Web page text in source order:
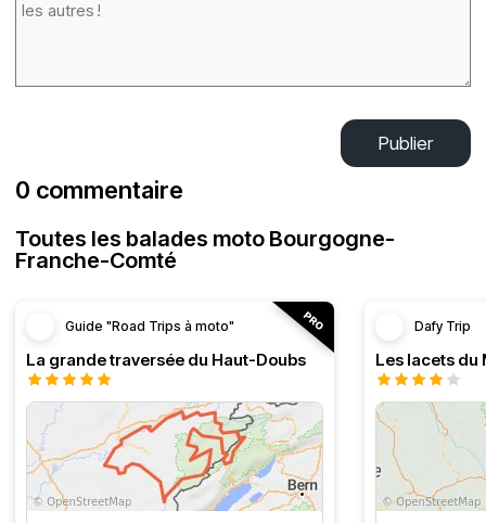
Publier
0 commentaire
Toutes les balades moto Bourgogne-
Franche-Comté
Guide "Road Trips à moto"
La grande traversée du Haut-Doubs
Dafy Trip
Les lacets du